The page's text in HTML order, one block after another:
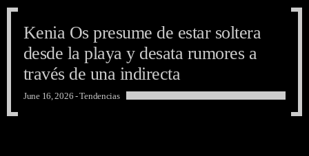
Kenia Os presume de estar soltera
desde la playa y desata rumores a
través de una indirecta
June 16, 2026 -Tendencias